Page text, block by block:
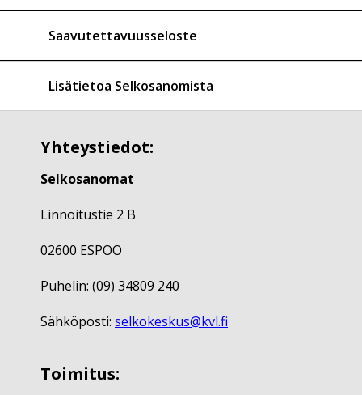
Saavutettavuusseloste
Lisätietoa Selkosanomista
Yhteystiedot:
Selkosanomat
Linnoitustie 2 B
02600 ESPOO
Puhelin: (09) 34809 240
Sähköposti: selkokeskus@kvl.fi
Toimitus: